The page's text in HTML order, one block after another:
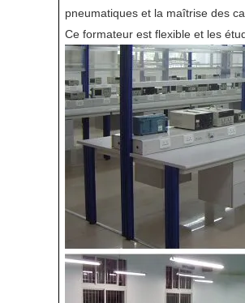
pneumatiques et la maîtrise des
Ce formateur est flexible et les